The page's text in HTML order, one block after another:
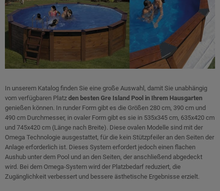
In unserem Katalog finden Sie eine große Auswahl, damit Sie unabhängig
vom verfügbaren Platz den besten Gre Island Pool in Ihrem Hausgarten
genießen können. In runder Form gibt es die Größen 280 cm, 390 cm und
490 cm Durchmesser, in ovaler Form gibt es sie in 535x345 cm, 635x420 cm
und 745x420 cm (Länge nach Breite). Diese ovalen Modelle sind mit der
Omega Technologie ausgestattet, für die kein Stützpfeiler an den Seiten der
Anlage erforderlich ist. Dieses System erfordert jedoch einen flachen
Aushub unter dem Pool und an den Seiten, der anschließend abgedeckt
wird. Bei dem Omega-System wird der Platzbedarf reduziert, die
Zugänglichkeit verbessert und bessere ästhetische Ergebnisse erzielt.